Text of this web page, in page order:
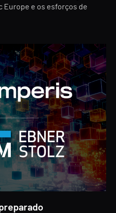
Europe e os esforços de